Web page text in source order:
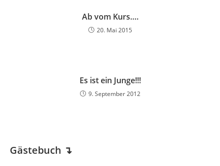
Ab vom Kurs….
20. Mai 2015
Es ist ein Junge!!!
9. September 2012
Gästebuch ↴